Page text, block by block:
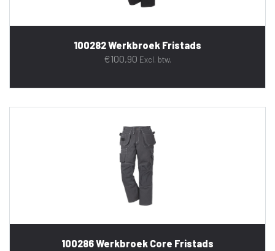
100282 Werkbroek Fristads
€100,90 Excl. btw.
100286 Werkbroek Core Fristads